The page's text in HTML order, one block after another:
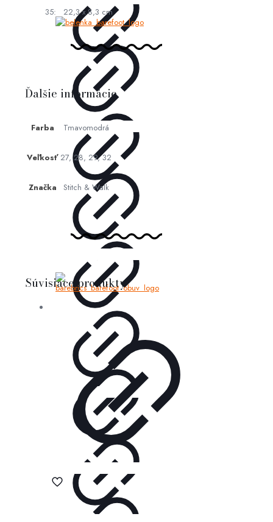
35: 22,3 x 8,3 cm
Ďalšie informácie
Farba Tmavomodrá
Veľkosť 27, 28, 29, 32
Značka Stitch & Walk
Súvisiace produkty